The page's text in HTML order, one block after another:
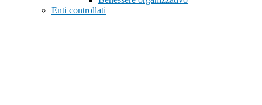
Enti controllati